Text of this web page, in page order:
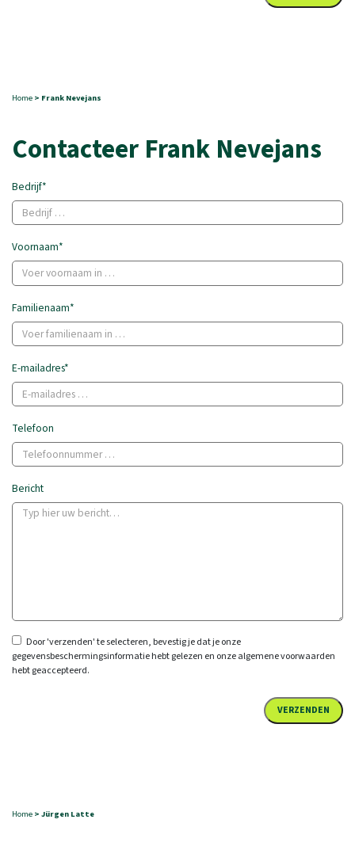
Home > Frank Nevejans
Contacteer Frank Nevejans
Bedrijf*
Voornaam*
Familienaam*
E-mailadres*
Telefoon
Bericht
Door 'verzenden' te selecteren, bevestig je dat je onze
gegevensbeschermingsinformatie hebt gelezen en onze algemene voorwaarden
hebt geaccepteerd.
Home > Jürgen Latte